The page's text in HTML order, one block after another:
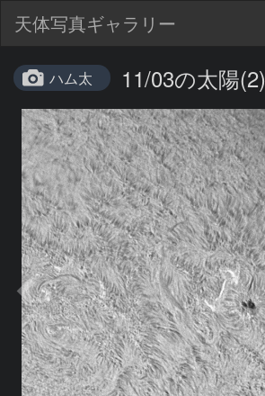
天体写真ギャラリー
ハム太 11/03の太陽(2)